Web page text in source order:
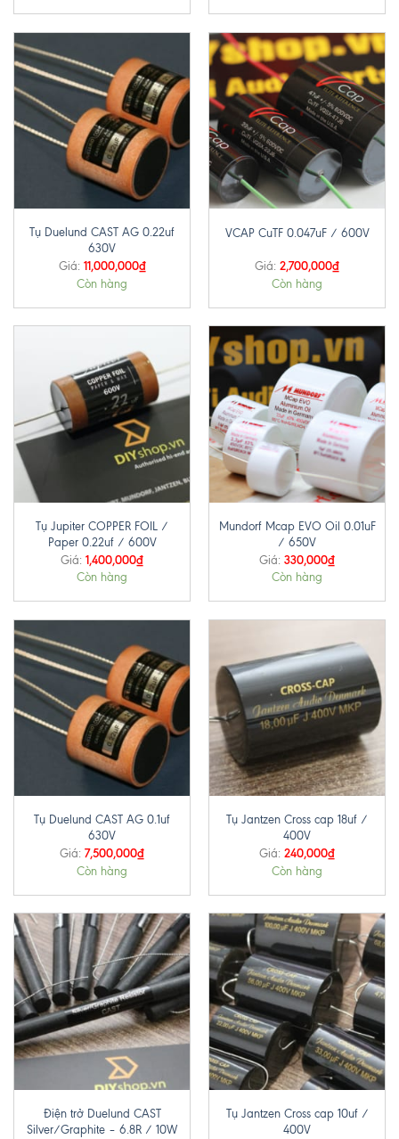
Tụ Duelund CAST AG 0.22uf
630V
Giá: 11,000,000₫
Còn hàng
VCAP CuTF 0.047uF / 600V
Giá: 2,700,000₫
Còn hàng
Tụ Jupiter COPPER FOIL /
Paper 0.22uf / 600V
Giá: 1,400,000₫
Còn hàng
Mundorf Mcap EVO Oil 0.01uF
/ 650V
Giá: 330,000₫
Còn hàng
Tụ Duelund CAST AG 0.1uf
630V
Giá: 7,500,000₫
Còn hàng
Tụ Jantzen Cross cap 18uf /
400V
Giá: 240,000₫
Còn hàng
Điện trở Duelund CAST
Silver/Graphite – 6.8R / 10W
Tụ Jantzen Cross cap 10uf /
400V